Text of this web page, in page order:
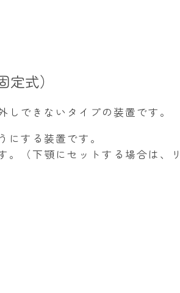
式）
できないタイプの装置です。
する装置です。
（下顎にセットする場合は、